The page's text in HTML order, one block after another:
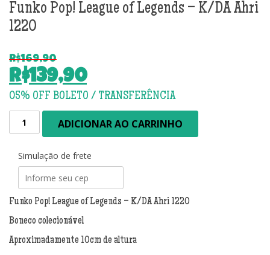
Funko Pop! League of Legends – K/DA Ahri
1220
R$169,90
O
preço
original
era:
R$169,90.
R$139,90
O
preço
atual
R$139,90.
Funko
Pop!
of
Legends
K/DA
1220
quantidade
ADICIONAR AO CARRINHO
Simulação de frete
Funko Pop! League of Legends – K/DA Ahri 1220
Boneco colecionável
Aproximadamente 10cm de altura